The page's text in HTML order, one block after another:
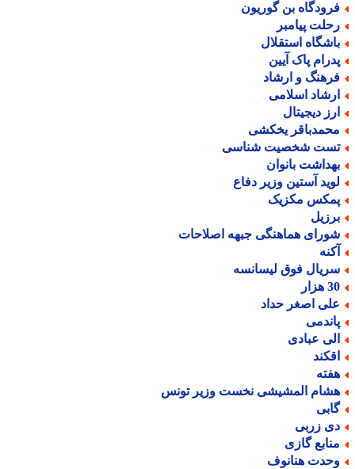
بن گوریون
پیامبر
استقلال
پاک آیین
و ارشاد
اسلامی
دیجیتال
یخکشی
شخصیت شناسی
بانوان
آستین وزیر دفاع
مکزیک
هماهنگی جبهه اصلاحات
فوق لیسانسه
اصغر حداد
عبادی
المشیشی نخست وزیر تونس
زربی
گازی
هنانوف